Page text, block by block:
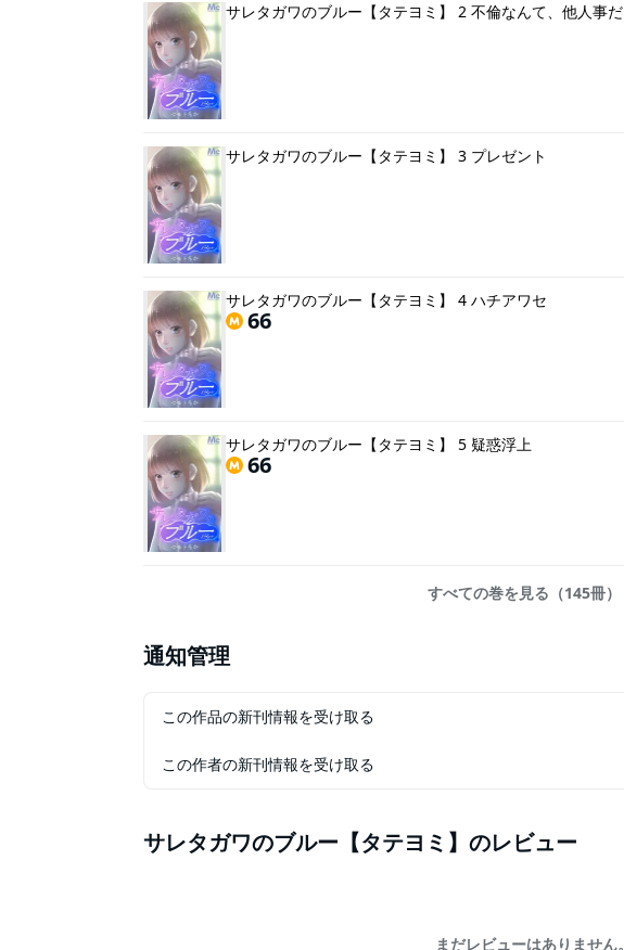
サレタガワのブルー【タテヨミ】 2 不倫なんて、他人事だ
サレタガワのブルー【タテヨミ】 3 プレゼント
サレタガワのブルー【タテヨミ】 4 ハチアワセ
66
サレタガワのブルー【タテヨミ】 5 疑惑浮上
66
すべての巻を見る（145冊）
通知管理
この作品の新刊情報を受け取る
この作者の新刊情報を受け取る
サレタガワのブルー【タテヨミ】 のレビュー
まだレビューはありません。